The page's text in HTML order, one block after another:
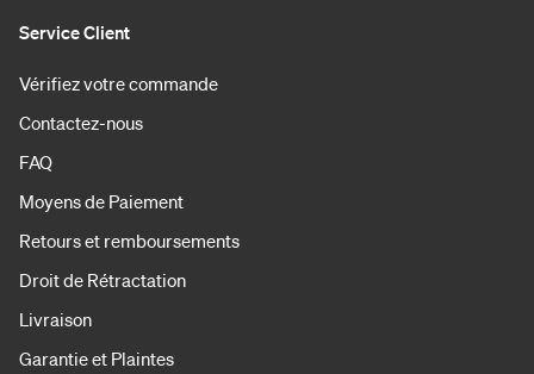
Service Client
Vérifiez votre commande
Contactez-nous
FAQ
Moyens de Paiement
Retours et remboursements
Droit de Rétractation
Livraison
Garantie et Plaintes